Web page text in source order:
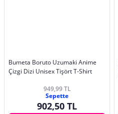
Bumeta Boruto Uzumaki Anime
Çizgi Dizi Unisex Tişört T-Shirt
949,99 TL
Sepette
902,50 TL